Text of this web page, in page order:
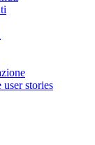
stories